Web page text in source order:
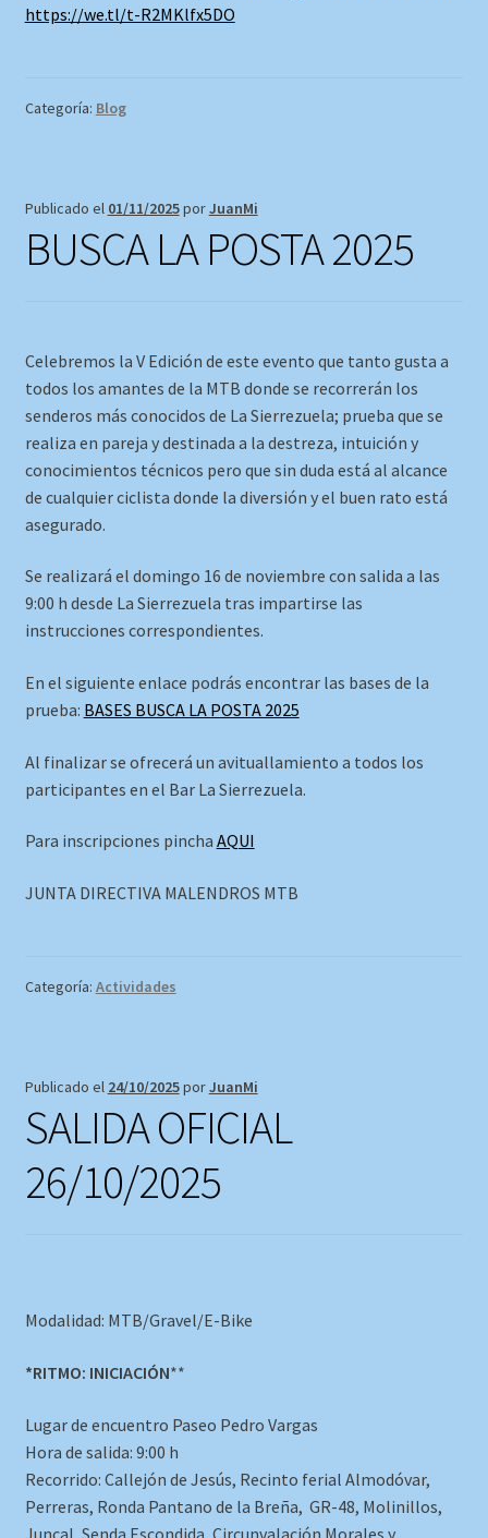
https://we.tl/t-R2MKlfx5DO
Categoría: Blog
Publicado el 01/11/2025porJuanMi
BUSCA LA POSTA 2025
Celebremos la V Edición de este evento que tanto gusta a
todos los amantes de la MTB donde se recorrerán los
senderos más conocidos de La Sierrezuela; prueba que se
realiza en pareja y destinada a la destreza, intuición y
conocimientos técnicos pero que sin duda está al alcance
de cualquier ciclista donde la diversión y el buen rato está
asegurado.
Se realizará el domingo 16 de noviembre con salida a las
9:00 h desde La Sierrezuela tras impartirse las
instrucciones correspondientes.
En el siguiente enlace podrás encontrar las bases de la
prueba: BASES BUSCA LA POSTA 2025
Al finalizar se ofrecerá un avituallamiento a todos los
participantes en el Bar La Sierrezuela.
Para inscripciones pincha AQUI
JUNTA DIRECTIVA MALENDROS MTB
Categoría: Actividades
Publicado el 24/10/2025porJuanMi
SALIDA OFICIAL
26/10/2025
Modalidad: MTB/Gravel/E-Bike
*RITMO: INICIACIÓN**
Lugar de encuentro Paseo Pedro Vargas
Hora de salida: 9:00 h
Recorrido: Callejón de Jesús, Recinto ferial Almodóvar,
Perreras, Ronda Pantano de la Breña, GR-48, Molinillos,
Juncal, Senda Escondida, Circunvalación Morales y